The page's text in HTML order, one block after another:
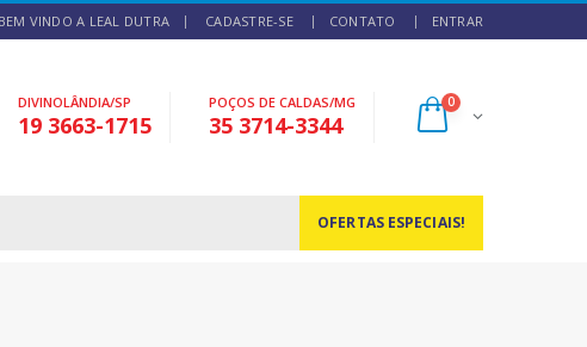
BEM VINDO A LEAL DUTRA CADASTRE-SE CONTATO ENTRAR
DIVINOLÂNDIA/SP
19 3663-1715
POÇOS DE CALDAS/MG
35 3714-3344
0
OFERTAS ESPECIAIS!